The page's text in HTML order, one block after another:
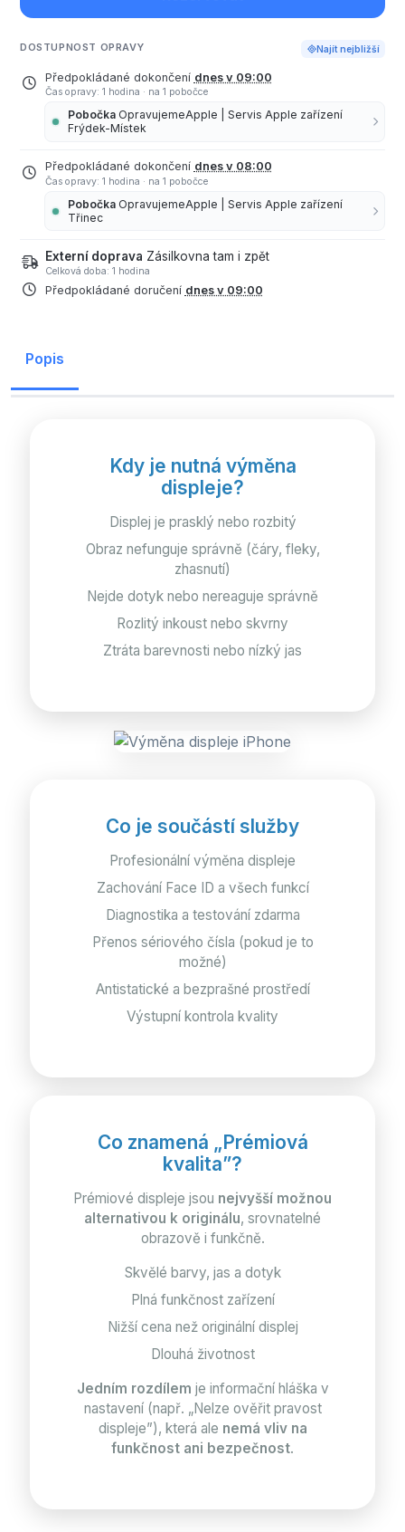
DOSTUPNOST OPRAVY Najít nejbližší
Předpokládané dokončení dnes v 09:00
Čas opravy: 1 hodina · na 1 pobočce
Pobočka OpravujemeApple | Servis Apple zařízení
Frýdek-Místek
Předpokládané dokončení dnes v 08:00
Čas opravy: 1 hodina · na 1 pobočce
Pobočka OpravujemeApple | Servis Apple zařízení
Třinec
Externí doprava Zásilkovna tam i zpět
Celková doba: 1 hodina
Předpokládané doručení dnes v 09:00
Popis
Kdy je nutná výměna
displeje?
Displej je prasklý nebo rozbitý
Obraz nefunguje správně (čáry, fleky,
zhasnutí)
Nejde dotyk nebo nereaguje správně
Rozlitý inkoust nebo skvrny
Ztráta barevnosti nebo nízký jas
Co je součástí služby
Profesionální výměna displeje
Zachování Face ID a všech funkcí
Diagnostika a testování zdarma
Přenos sériového čísla (pokud je to
možné)
Antistatické a bezprašné prostředí
Výstupní kontrola kvality
Co znamená „Prémiová
kvalita”?
Prémiové displeje jsou nejvyšší možnou
alternativou k originálu, srovnatelné
obrazově i funkčně.
Skvělé barvy, jas a dotyk
Plná funkčnost zařízení
Nižší cena než originální displej
Dlouhá životnost
Jedním rozdílem je informační hláška v
nastavení (např. „Nelze ověřit pravost
displeje”), která ale nemá vliv na
funkčnost ani bezpečnost.